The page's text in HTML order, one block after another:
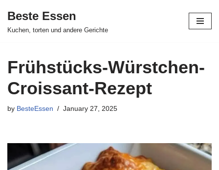
Skip
Beste Essen
Kuchen, torten und andere Gerichte
Frühstücks-Würstchen-
Croissant-Rezept
by BesteEssen January 27, 2025